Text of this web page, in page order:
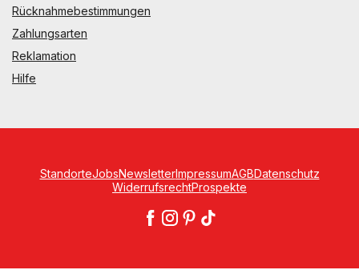
Rücknahmebestimmungen
Zahlungsarten
Reklamation
Hilfe
StandorteJobsNewsletterImpressumAGBDatenschutz
WiderrufsrechtProspekte